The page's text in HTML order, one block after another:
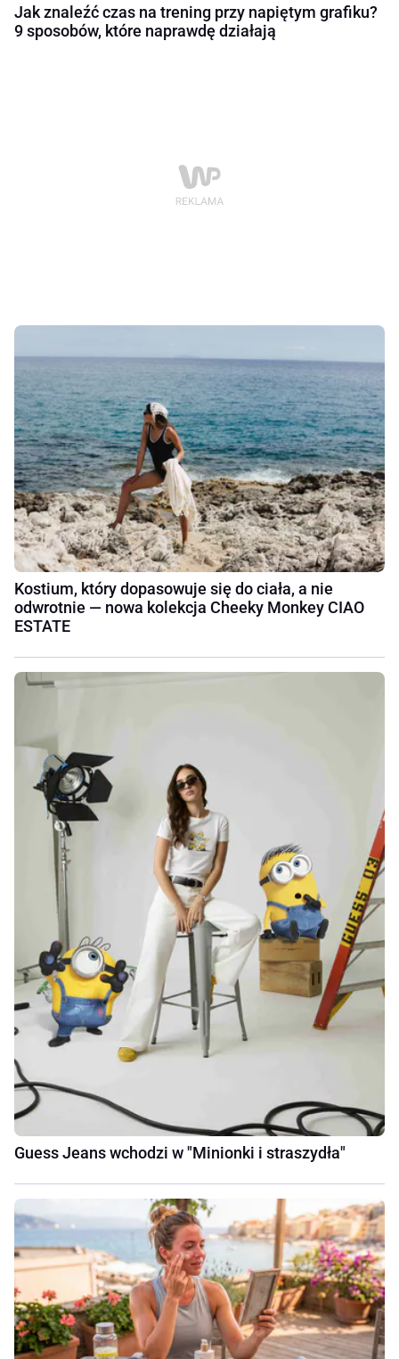
Jak znaleźć czas na trening przy napiętym grafiku?
9 sposobów, które naprawdę działają
Kostium, który dopasowuje się do ciała, a nie
odwrotnie — nowa kolekcja Cheeky Monkey CIAO
ESTATE
Guess Jeans wchodzi w "Minionki i straszydła"